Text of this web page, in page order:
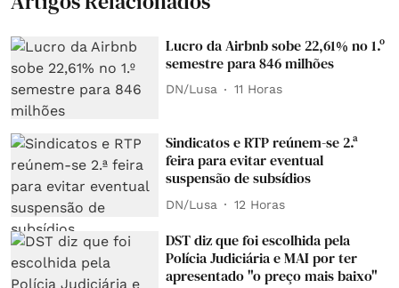
Lucro da Airbnb sobe 22,61% no 1.º
semestre para 846 milhões
DN/Lusa 11 Horas
Sindicatos e RTP reúnem-se 2.ª
feira para evitar eventual
suspensão de subsídios
DN/Lusa 12 Horas
DST diz que foi escolhida pela
Polícia Judiciária e MAI por ter
apresentado "o preço mais baixo"